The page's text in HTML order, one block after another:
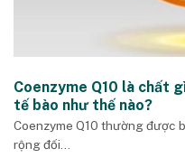
Coenzyme Q10 là chất
tế bào như thế nào?
Coenzyme Q10 thường được
rộng đối...